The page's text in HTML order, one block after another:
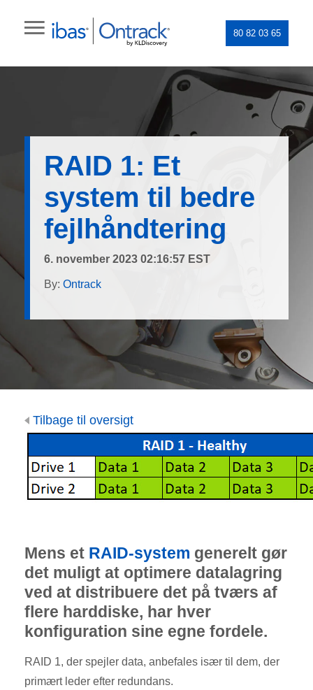
80 82 03 65
RAID 1: Et
system til bedre
fejlhåndtering
6. november 2023 02:16:57 EST
By: Ontrack
Tilbage til oversigt
Mens et RAID-system generelt gør
det muligt at optimere datalagring
ved at distribuere det på tværs af
flere harddiske, har hver
konfiguration sine egne fordele.
RAID 1, der spejler data, anbefales især til dem, der
primært leder efter redundans.